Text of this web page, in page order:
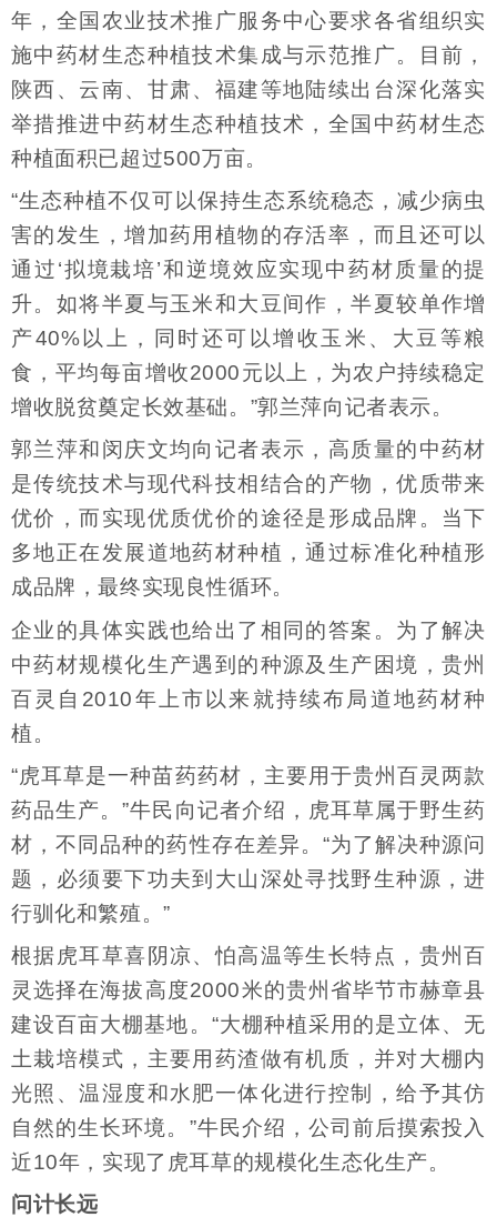
年，全国农业技术推广服务中心要求各省组织实
施中药材生态种植技术集成与示范推广。目前，
陕西、云南、甘肃、福建等地陆续出台深化落实
举措推进中药材生态种植技术，全国中药材生态
种植面积已超过500万亩。
“生态种植不仅可以保持生态系统稳态，减少病虫
害的发生，增加药用植物的存活率，而且还可以
通过‘拟境栽培’和逆境效应实现中药材质量的提
升。如将半夏与玉米和大豆间作，半夏较单作增
产40%以上，同时还可以增收玉米、大豆等粮
食，平均每亩增收2000元以上，为农户持续稳定
增收脱贫奠定长效基础。”郭兰萍向记者表示。
郭兰萍和闵庆文均向记者表示，高质量的中药材
是传统技术与现代科技相结合的产物，优质带来
优价，而实现优质优价的途径是形成品牌。当下
多地正在发展道地药材种植，通过标准化种植形
成品牌，最终实现良性循环。
企业的具体实践也给出了相同的答案。为了解决
中药材规模化生产遇到的种源及生产困境，贵州
百灵自2010年上市以来就持续布局道地药材种
植。
“虎耳草是一种苗药药材，主要用于贵州百灵两款
药品生产。”牛民向记者介绍，虎耳草属于野生药
材，不同品种的药性存在差异。“为了解决种源问
题，必须要下功夫到大山深处寻找野生种源，进
行驯化和繁殖。”
根据虎耳草喜阴凉、怕高温等生长特点，贵州百
灵选择在海拔高度2000米的贵州省毕节市赫章县
建设百亩大棚基地。“大棚种植采用的是立体、无
土栽培模式，主要用药渣做有机质，并对大棚内
光照、温湿度和水肥一体化进行控制，给予其仿
自然的生长环境。”牛民介绍，公司前后摸索投入
近10年，实现了虎耳草的规模化生态化生产。
问计长远